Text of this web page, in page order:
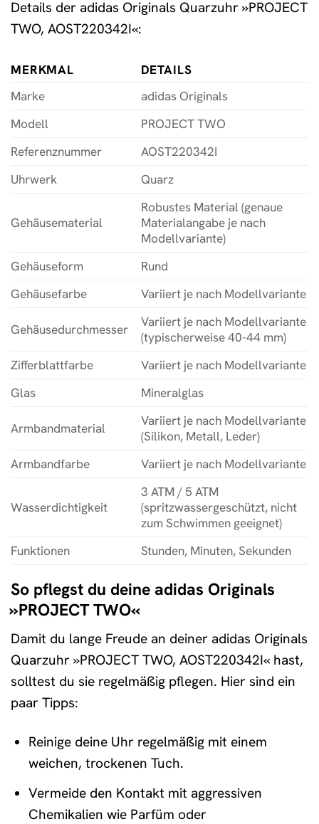
Details der adidas Originals Quarzuhr »PROJECT
TWO, AOST220342I«:
MERKMAL
DETAILS
Marke
adidas Originals
Modell
PROJECT TWO
Referenznummer
AOST220342I
Uhrwerk
Quarz
Gehäusematerial
Robustes Material (genaue
Materialangabe je nach
Modellvariante)
Gehäuseform
Rund
Gehäusefarbe
Variiert je nach Modellvariante
Gehäusedurchmesser
Variiert je nach Modellvariante
(typischerweise 40-44 mm)
Zifferblattfarbe
Variiert je nach Modellvariante
Glas
Mineralglas
Armbandmaterial
Variiert je nach Modellvariante
(Silikon, Metall, Leder)
Armbandfarbe
Variiert je nach Modellvariante
Wasserdichtigkeit
3 ATM / 5 ATM
(spritzwassergeschützt, nicht
zum Schwimmen geeignet)
Funktionen
Stunden, Minuten, Sekunden
So pflegst du deine adidas Originals
»PROJECT TWO«
Damit du lange Freude an deiner adidas Originals
Quarzuhr »PROJECT TWO, AOST220342I« hast,
solltest du sie regelmäßig pflegen. Hier sind ein
paar Tipps:
Reinige deine Uhr regelmäßig mit einem
weichen, trockenen Tuch.
Vermeide den Kontakt mit aggressiven
Chemikalien wie Parfüm oder